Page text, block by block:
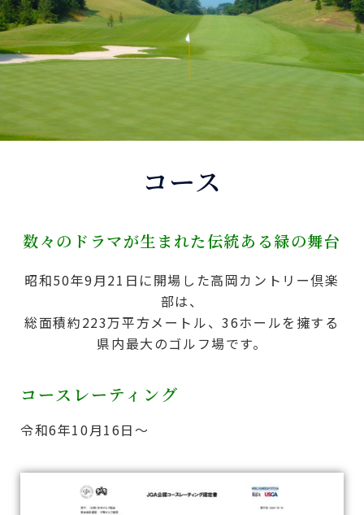
コース
数々のドラマが生まれた伝統ある緑の舞台
昭和50年9月21日に開場した高岡カントリー倶楽
部は、
総面積約223万平方メートル、36ホールを擁する
県内最大のゴルフ場です。
コースレーティング
令和6年10月16日～